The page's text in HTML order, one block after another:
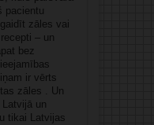
pacientu
zāles vai
– un
bez
ir vērts
zāles . Un
un
tikai Latvijas